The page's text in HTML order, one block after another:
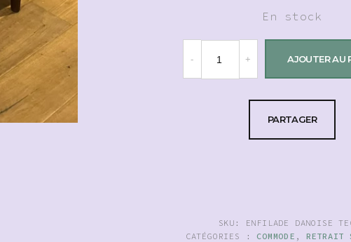
En stock
AJOUTER AU
PARTAGER
SKU: ENFILADE DANOISE
CATÉGORIES : COMMODE , RETRAIT